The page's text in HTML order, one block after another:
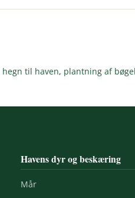
hegn til haven, plantning af
Havens dyr og beskæring
Mår